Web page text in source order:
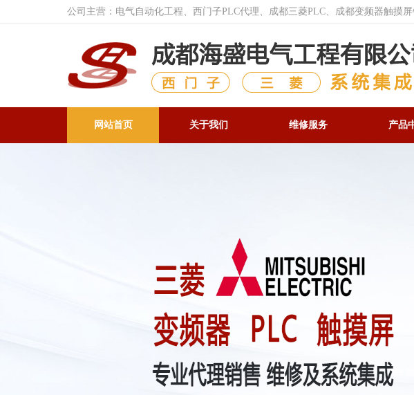
公司主营：电气自动化工程、西门子PLC代理、成都三菱PLC、成都变频器触摸
网站首页 关于我们 维修服务 产品